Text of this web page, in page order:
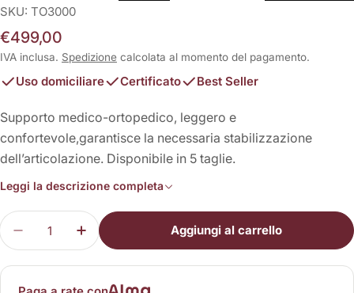
SKU: TO3000
Prezzo
normale
€499,00
IVA inclusa. Spedizione calcolata al momento del pagamento.
Uso domiciliare Certificato Best Seller
Supporto medico-ortopedico, leggero e
confortevole,garantisce la necessaria stabilizzazione
dell’articolazione. Disponibile in 5 taglie.
Leggi la descrizione completa
Quantità
Diminuisci la quantità per Ortesi Anca TLC
Aumenta la quantità per Ortesi Anca
Aggiungi al carrello